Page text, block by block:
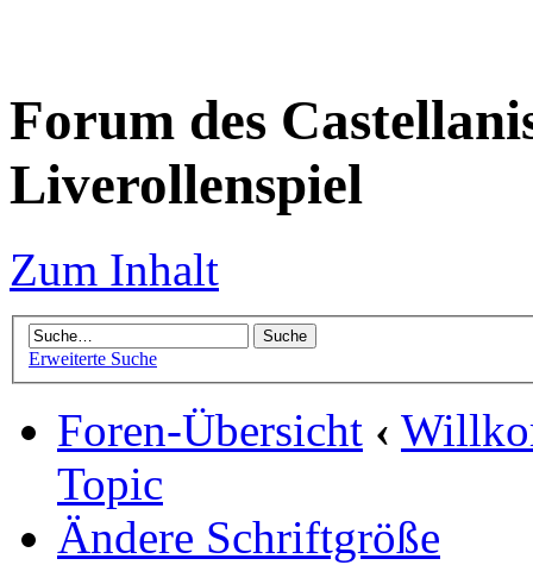
Forum des
Liverollenspiel
Zum Inhalt
Erweiterte Suche
Foren-Übersicht ‹
Topic
Ändere Schriftgröße